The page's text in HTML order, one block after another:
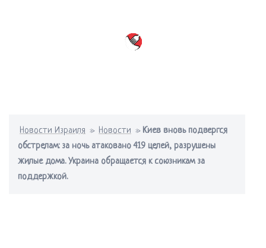
Новости Израиля » Новости » Киев вновь подвергся
обстрелам: за ночь атаковано 419 целей, разрушены
жилые дома. Украина обращается к союзникам за
поддержкой.